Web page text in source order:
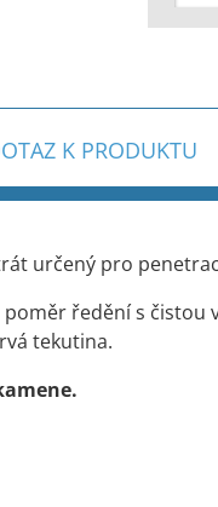
K PRODUKTU
určený pro
ředění s
tekutina.